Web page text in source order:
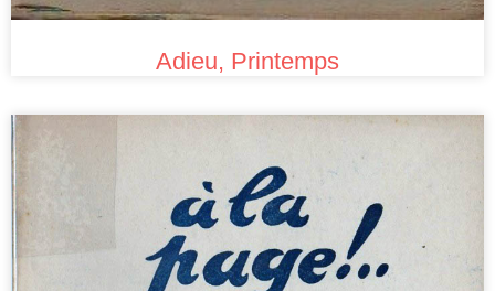
Adieu, Printemps